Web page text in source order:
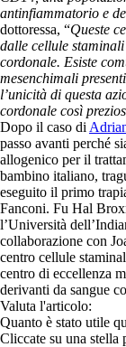
antinfiammatorio e
dottoressa, “Queste
dalle cellule
cordonale. Esiste
mesenchimali
l’unicità di questa
cordonale così
Dopo il caso di
passo avanti perché
allogenico per il
bambino italiano,
eseguito il primo
Fanconi. Fu Hal
l’Università
collaborazione con
centro cellule
centro di eccellenza
derivanti da sangue
Valuta l'articolo:
Quanto è stato utile
Cliccate su una stella